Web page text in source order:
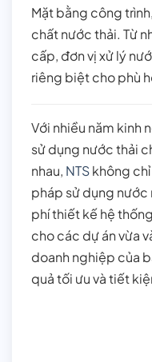
Mặt bằng công
chất nước thải. Từ
cấp, đơn vị xử lý
riêng biệt cho phù
Với nhiều năm kinh
sử dụng nước thải
nhau, NTSkhông
pháp sử dụng nước
phí thiết kế hệ
cho các dự án vừa
doanh nghiệp của
quả tối ưu và tiết